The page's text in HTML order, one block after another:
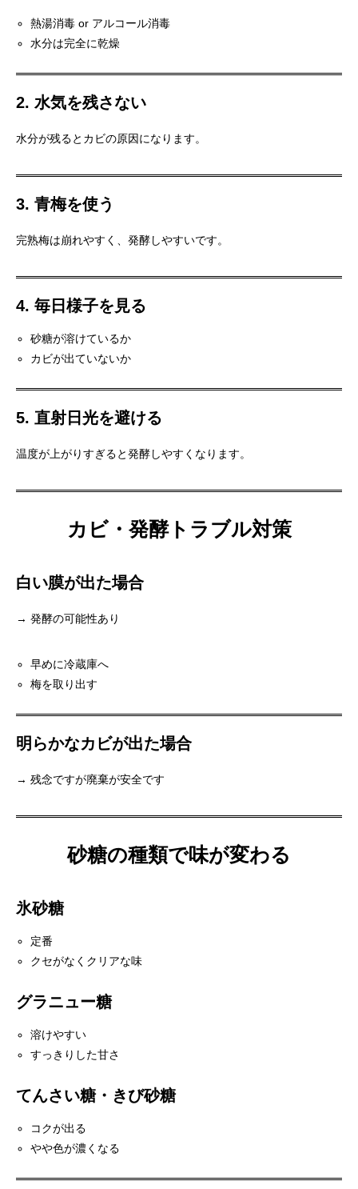
熱湯消毒 or アルコール消毒
水分は完全に乾燥
2. 水気を残さない
水分が残るとカビの原因になります。
3. 青梅を使う
完熟梅は崩れやすく、発酵しやすいです。
4. 毎日様子を見る
砂糖が溶けているか
カビが出ていないか
5. 直射日光を避ける
温度が上がりすぎると発酵しやすくなります。
カビ・発酵トラブル対策
白い膜が出た場合
→ 発酵の可能性あり
早めに冷蔵庫へ
梅を取り出す
明らかなカビが出た場合
→ 残念ですが廃棄が安全です
砂糖の種類で味が変わる
氷砂糖
定番
クセがなくクリアな味
グラニュー糖
溶けやすい
すっきりした甘さ
てんさい糖・きび砂糖
コクが出る
やや色が濃くなる